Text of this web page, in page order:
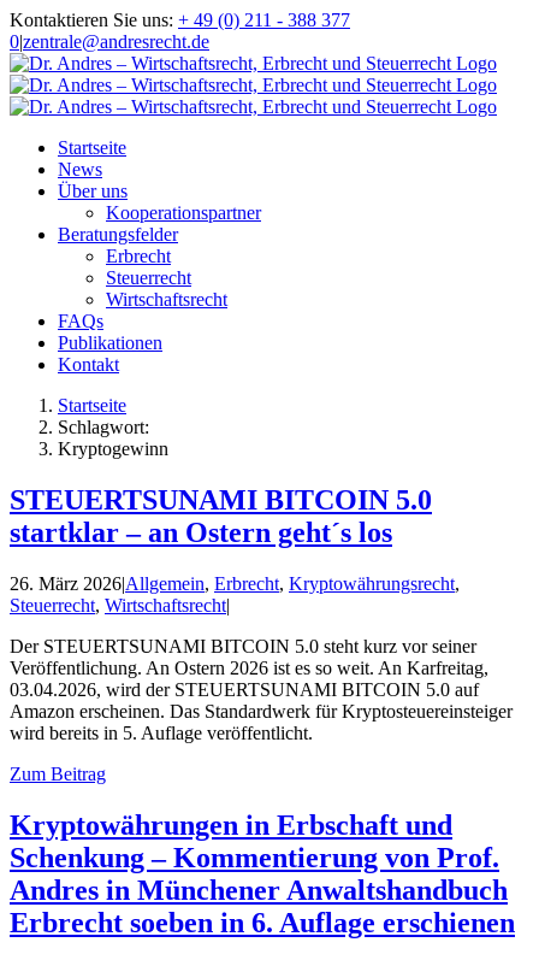
Zum
Inhalt
springen
Kontaktieren Sie uns: + 49 (0) 211 - 388 377
0|zentrale@andresrecht.de
Startseite
News
Über uns
Kooperationspartner
Beratungsfelder
Erbrecht
Steuerrecht
Wirtschaftsrecht
FAQs
Publikationen
Kontakt
Startseite
Schlagwort:
Kryptogewinn
STEUERTSUNAMI BITCOIN 5.0
startklar – an Ostern geht´s los
26. März 2026|Allgemein, Erbrecht, Kryptowährungsrecht,
Steuerrecht, Wirtschaftsrecht|
Der STEUERTSUNAMI BITCOIN 5.0 steht kurz vor seiner
Veröffentlichung. An Ostern 2026 ist es so weit. An Karfreitag,
03.04.2026, wird der STEUERTSUNAMI BITCOIN 5.0 auf
Amazon erscheinen. Das Standardwerk für Kryptosteuereinsteiger
wird bereits in 5. Auflage veröffentlicht.
Zum Beitrag
Kryptowährungen in Erbschaft und
Schenkung – Kommentierung von Prof.
Andres in Münchener Anwaltshandbuch
Erbrecht soeben in 6. Auflage erschienen